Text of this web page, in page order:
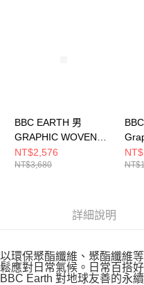
BBC EARTH 男
GRAPHIC WOVEN
SHORT SLEEVE T-
SHIRTS 短袖上衣 米
NT$2,576
NT$3,680
詳細說明
以環保聚酯纖維、聚酯纖維
鬆應對日常氣候。日常百搭
BBC Earth 對地球友善的永續